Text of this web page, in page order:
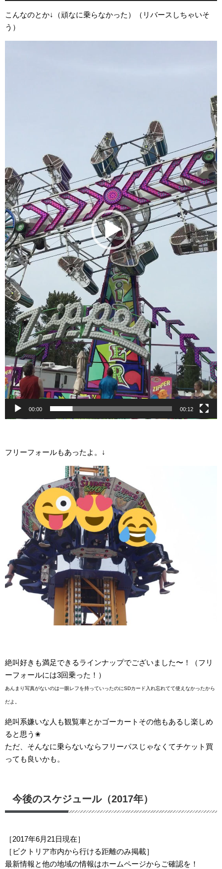
こんなのとか↓（頑なに乗らなかった）（リバースしちゃいそ
う）
00:00 00:12
フリーフォールもあったよ。↓
絶叫好きも満足できるラインナップでございました〜！（フリ
ーフォールには3回乗った！）
あんまり写真がないのは一眼レフを持っていったのにSDカード入れ忘れてて使えなかったから
だよ。
絶叫系嫌いな人も観覧車とかゴーカートその他もあるし楽しめ
ると思う✬
ただ、そんなに乗らないならフリーパスじゃなくてチケット買
っても良いかも。
今後のスケジュール（2017年）
［2017年6月21日現在］
［ビクトリア市内から行ける距離のみ掲載］
最新情報と他の地域の情報はホームページからご確認を！